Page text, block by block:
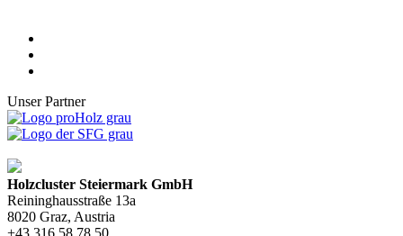
Unser Partner
Holzcluster Steiermark GmbH
Reininghausstraße 13a
8020 Graz, Austria
+43 316 58 78 50